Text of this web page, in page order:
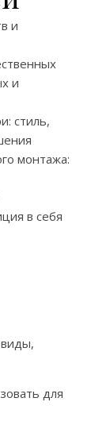
и
и
стиль,
монтажа:
в себя
для